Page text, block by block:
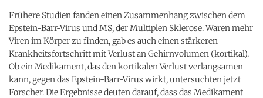
Frühere Studien fanden einen Zusammenhang zwischen dem
Epstein-Barr-Virus und MS, der Multiplen Sklerose. Waren mehr
Viren im Körper zu finden, gab es auch einen stärkeren
Krankheitsfortschritt mit Verlust an Gehirnvolumen (kortikal).
Ob ein Medikament, das den kortikalen Verlust verlangsamen
kann, gegen das Epstein-Barr-Virus wirkt, untersuchten jetzt
Forscher. Die Ergebnisse deuten darauf, dass das Medikament